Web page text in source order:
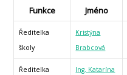
Funkce Jméno
Ředitelka
školy
Kristýna
Brabcová
Ředitelka
Ing. Katarína